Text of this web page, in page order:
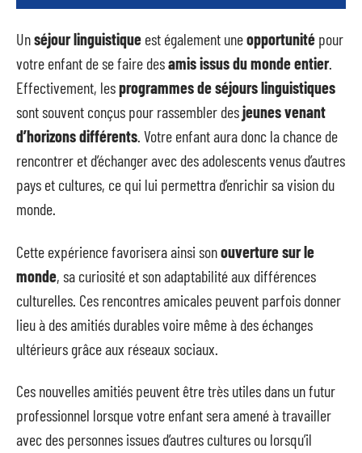
Unséjour linguistique est également uneopportunité pour
votre enfant de se faire desamis issus du monde entier.
Effectivement, lesprogrammes de séjours linguistiques
sont souvent conçus pour rassembler desjeunes venant
d’horizons différents. Votre enfant aura donc la chance de
rencontrer et d’échanger avec des adolescents venus d’autres
pays et cultures, ce qui lui permettra d’enrichir sa vision du
monde.
Cette expérience favorisera ainsi sonouverture sur le
monde, sa curiosité et son adaptabilité aux différences
culturelles. Ces rencontres amicales peuvent parfois donner
lieu à des amitiés durables voire même à des échanges
ultérieurs grâce aux réseaux sociaux.
Ces nouvelles amitiés peuvent être très utiles dans un futur
professionnel lorsque votre enfant sera amené à travailler
avec des personnes issues d’autres cultures ou lorsqu’il